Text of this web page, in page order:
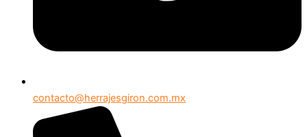
contacto@herrajesgiron.com.mx